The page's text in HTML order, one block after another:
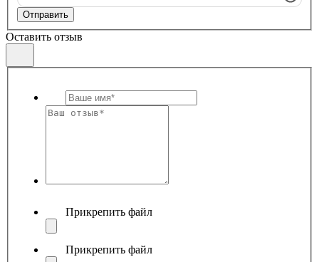
Отправить
Оставить отзыв
Прикрепить файл
Прикрепить файл